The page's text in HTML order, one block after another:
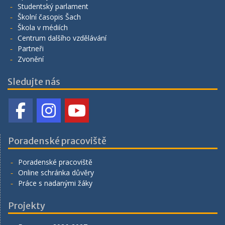
Studentský parlament
Školní časopis Šach
Škola v médiích
Centrum dalšího vzdělávání
Partneři
Zvonění
Sledujte nás
Poradenské pracoviště
Poradenské pracoviště
Online schránka důvěry
Práce s nadanými žáky
Projekty